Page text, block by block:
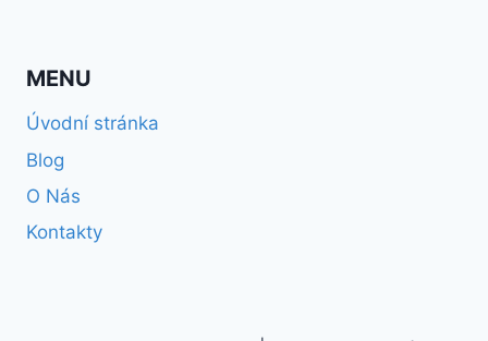
MENU
Úvodní stránka
Blog
O Nás
Kontakty